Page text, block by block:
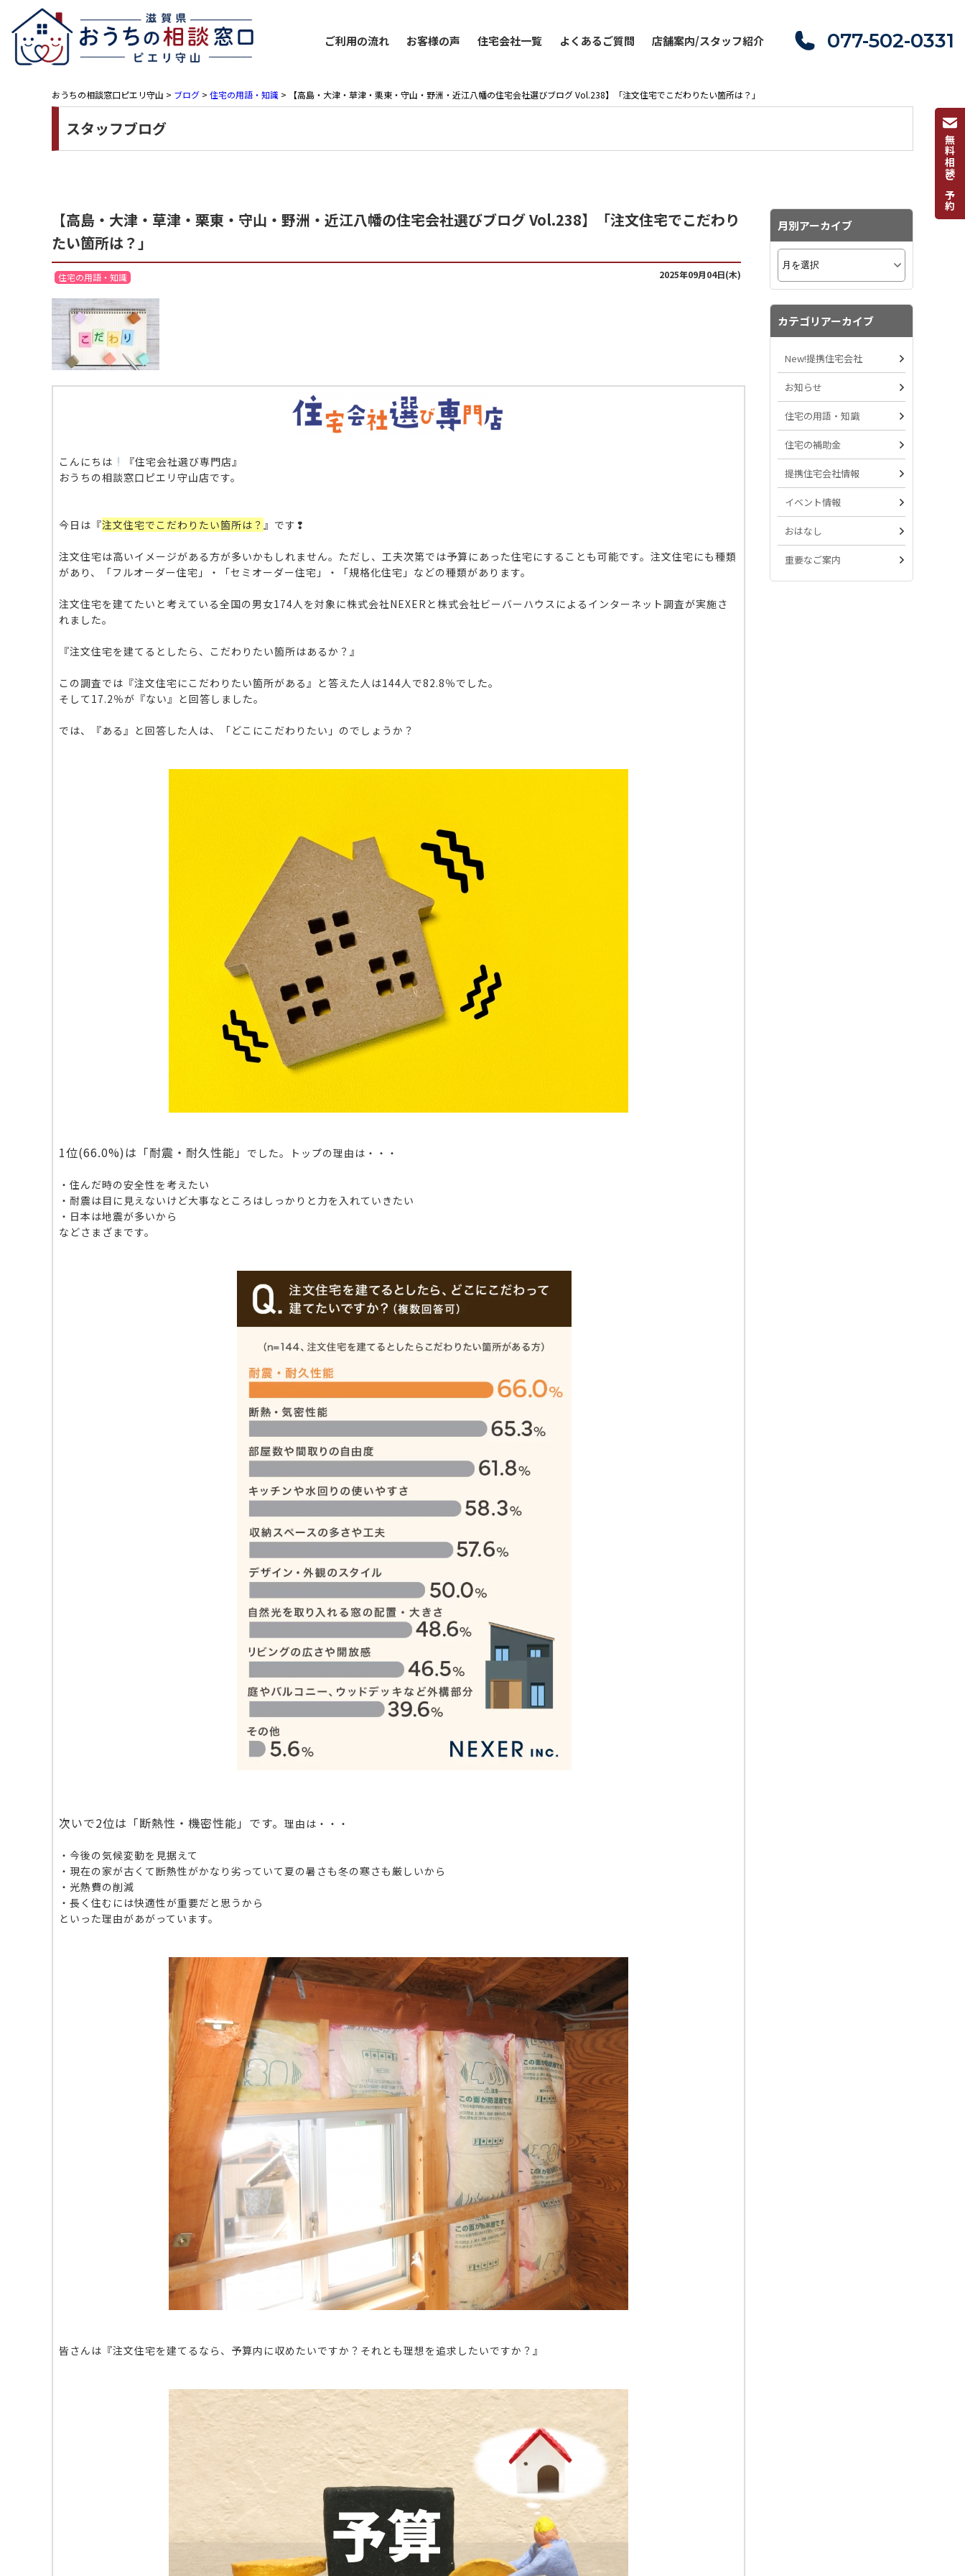
ご利用の流れ お客様の声 住宅会社一覧 よくあるご質問 店舗案内/スタッフ紹介 077-502-0331
無料相談ご予約
おうちの相談窓口ピエリ守山 > ブログ > 住宅の用語・知識 > 【高島・大津・草津・栗東・守山・野洲・近江八幡の住宅会社選びブログ Vol.238】「注文住宅でこだわりたい箇所は？」
スタッフブログ
【高島・大津・草津・栗東・守山・野洲・近江八幡の住宅会社選びブログ Vol.238】「注文住宅でこだわり
たい箇所は？」
住宅の用語・知識 2025年09月04日(木)
こんにちは
『住宅会社選び専門店』
おうちの相談窓口ピエリ守山店です。
今日は『注文住宅でこだわりたい箇所は？ 』です❢
注文住宅は高いイメージがある方が多いかもしれません。ただし、工夫次第では予算にあった住宅にすることも可能です。注文住宅にも種類
があり、「フルオーダー住宅」・「セミオーダー住宅」・「規格化住宅」などの種類があります。
注文住宅を建てたいと考えている全国の男女174人を対象に株式会社NEXERと株式会社ビーバーハウスによる インターネット調査が実施さ
れました。
『注文住宅を建てるとしたら、こだわりたい箇所はあるか？』
この調査では『注文住宅にこだわりたい箇所がある』と答えた人 は144人で82.8％でした。
そして17.2％が『ない』と回答しました。
では、『ある』と回答した人は、「どこにこだわりたい」のでしょうか？
1位(66.0%)は「耐震・耐久性能」 でした。 トップの理由は・・・
・住んだ時の安全性を考えたい
・耐震は目に見えないけど大事なところはしっかりと力を入れていきたい
・日本は地震が多いから
などさまざまです。
次いで2位は「断熱性・機密性能」です。 理由は・・・
・今後の気候変動を見据えて
・現在の家が古くて断熱性がかなり劣っていて夏の暑さも冬の寒さも厳しいから
・光熱費の削減
・長く住むには快適性が重要だと思うから
といった理由があがっています。
皆さんは『注文住宅を建てるなら、予算内に収めたいですか？それとも理想を追求したいですか？』
月別アーカイブ
カテゴリアーカイブ
New!提携住宅会社
お知らせ
住宅の用語・知識
住宅の補助金
提携住宅会社情報
イベント情報
おはなし
重要なご案内